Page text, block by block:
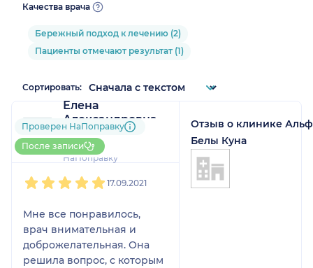
Качества врача
Бережный подход к лечению (2)
Пациенты отмечают результат (1)
Сортировать:
Елена
Александровна
2 отзыва
До 5 записей через
НаПоправку
Проверен НаПоправку
После записи
17.09.2021
Мне все понравилось,
врач внимательная и
доброжелательная. Она
решила вопрос, с которым
Отзыв о клинике
Белы Куна